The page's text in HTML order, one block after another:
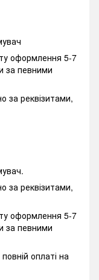
оформлення 5-7
за певними
за реквізитами,
за реквізитами,
оформлення 5-7
за певними
оплаті на